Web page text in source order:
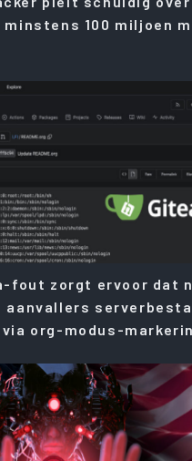
minstens 100 miljoen
fout zorgt ervoor dat
aanvallers
org-modus-